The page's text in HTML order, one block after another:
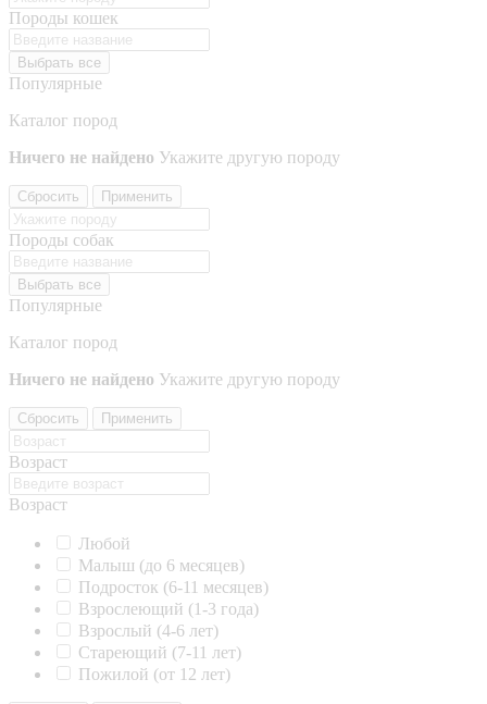
Породы кошек
Выбрать все
Популярные
Каталог пород
Ничего не найдено Укажите другую породу
Сбросить Применить
Породы собак
Выбрать все
Популярные
Каталог пород
Ничего не найдено Укажите другую породу
Сбросить Применить
Возраст
Возраст
Любой
Малыш (до 6 месяцев)
Подросток (6-11 месяцев)
Взрослеющий (1-3 года)
Взрослый (4-6 лет)
Стареющий (7-11 лет)
Пожилой (от 12 лет)